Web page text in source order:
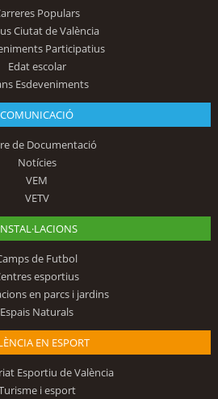
Populars
Ciutat de València
Participatius
Edat escolar
Esdeveniments
COMUNICACIÓ
de Documentació
Notícies
VEM
VETV
de Futbol
esportius
en parcs i jardins
Espais Naturals
EN ESPORT
Esportiu de València
i esport